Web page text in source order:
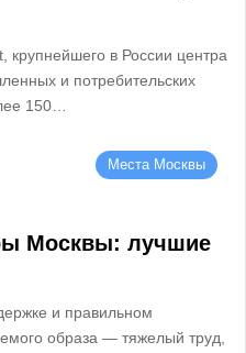
в России центра
и потребительских
150…
Места Москвы
Москвы: лучшие
и правильном
образа — тяжелый труд,